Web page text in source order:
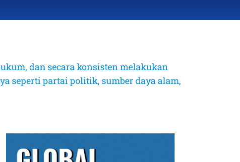
dan secara konsisten melakukan
seperti partai politik, sumber daya alam,